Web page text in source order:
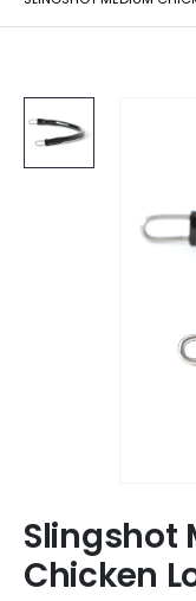
Slingshot
Chicken